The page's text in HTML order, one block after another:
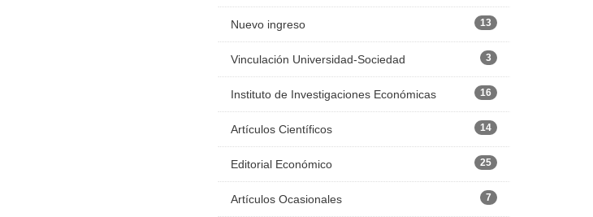
Nuevo ingreso 13
Vinculación Universidad-Sociedad 3
Instituto de Investigaciones Económicas 16
Artículos Científicos 14
Editorial Económico 25
Artículos Ocasionales 7